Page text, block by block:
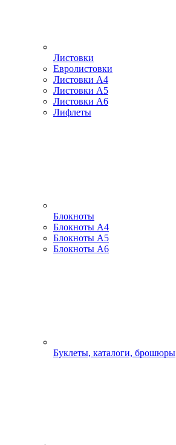
Листовки
Евролистовки
Листовки А4
Листовки А5
Листовки А6
Лифлеты
Блокноты
Блокноты А4
Блокноты А5
Блокноты А6
Буклеты, каталоги, брошюры